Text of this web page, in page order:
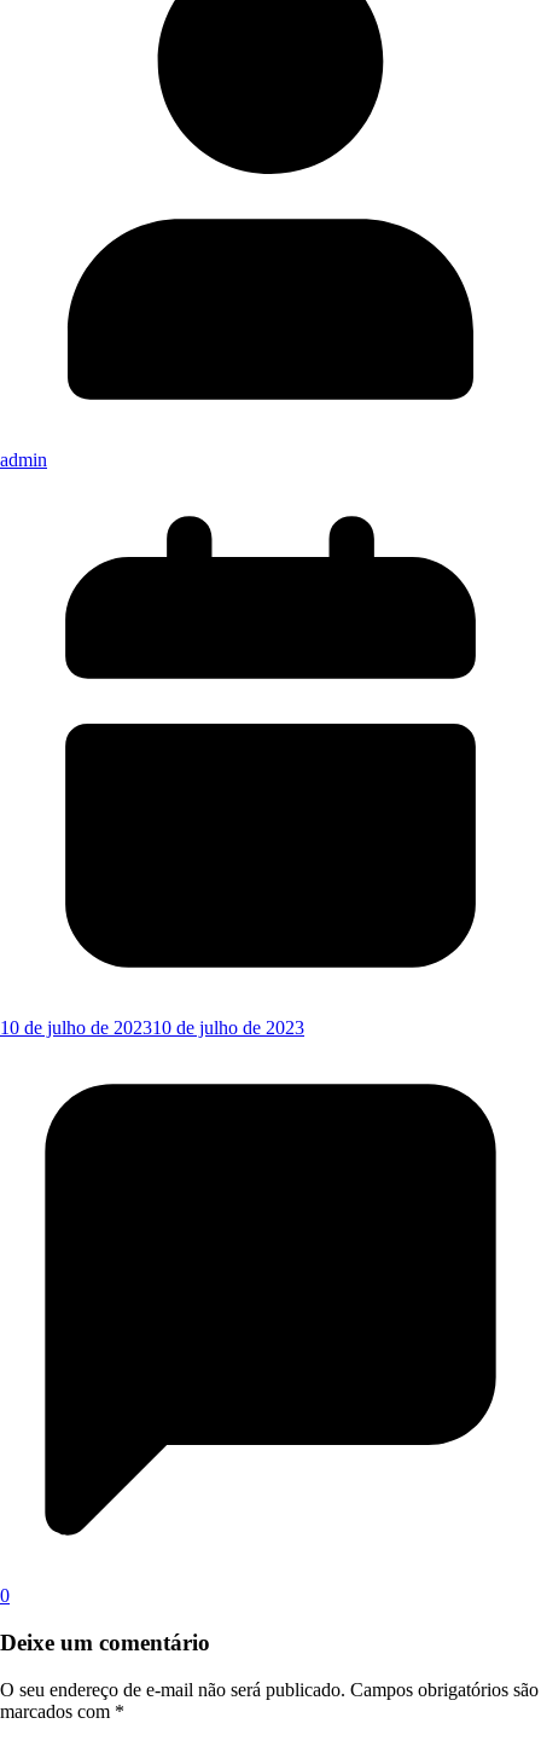
admin
10 de julho de 202310 de julho de 2023
0
Deixe um comentário
O seu endereço de e-mail não será publicado. Campos obrigatórios são
marcados com *